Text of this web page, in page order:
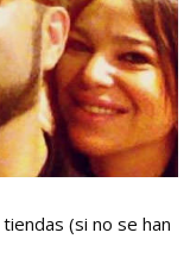
(si no se han